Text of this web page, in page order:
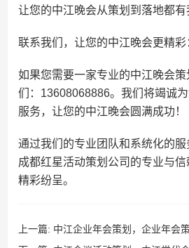
让您的中江晚会从策划到落地都有
联系我们，让您的中江晚会更精彩
如果您需要一家专业的中江晚会
们：13608068886。我们将竭诚
服务，让您的中江晚会圆满成功！
通过我们的专业团队和系统化的服
成都红星活动策划公司的专业与
精彩纷呈。
上一篇: 中江企业年会策划，企业年会